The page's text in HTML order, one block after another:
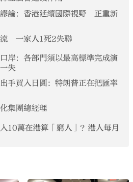
論：香港延續國際視野 正重新
流 一家人1死2失聯
岸：各部門須以最高標準完成演
失
手買入日圓：特朗普正在把匯率
集團總經理
10萬在港算「窮人」？港人每月